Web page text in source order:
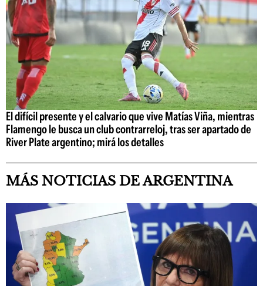
El difícil presente y el calvario que vive Matías Viña, mientras
Flamengo le busca un club contrarreloj, tras ser apartado de
River Plate argentino; mirá los detalles
MÁS NOTICIAS DE ARGENTINA